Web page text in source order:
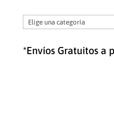
Elige
una
*Envíos Gratuitos a